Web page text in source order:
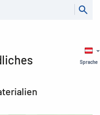
Sprache